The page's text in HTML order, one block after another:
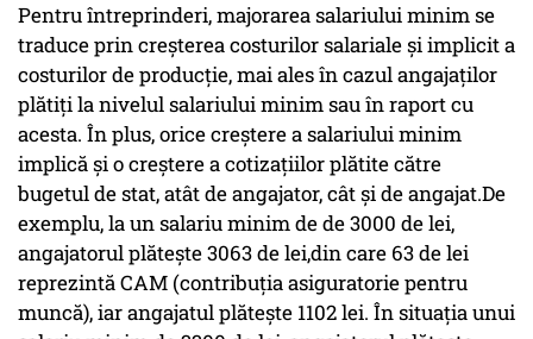
Pentru întreprinderi, majorarea salariului minim se
traduce prin creșterea costurilor salariale și implicit a
costurilor de producție, mai ales în cazul angajaților
plătiți la nivelul salariului minim sau în raport cu
acesta. În plus, orice creștere a salariului minim
implică şi o creștere a cotizațiilor plătite către
bugetul de stat, atât de angajator, cât și de angajat.De
exemplu, la un salariu minim de de 3000 de lei,
angajatorul plătește 3063 de lei,din care 63 de lei
reprezintă CAM (contribuţia asiguratorie pentru
muncă), iar angajatul plătește 1102 lei. În situația unui